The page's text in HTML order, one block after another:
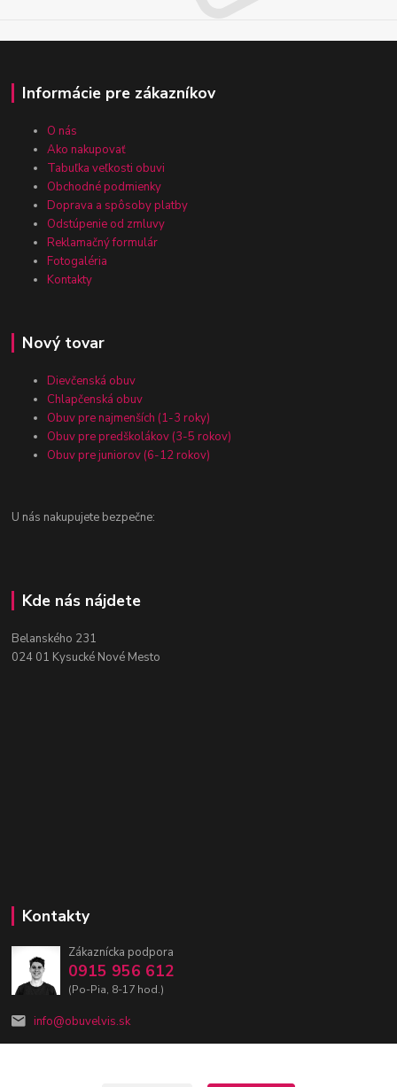
Informácie pre zákazníkov
O nás
Ako nakupovať
Tabuľka veľkosti obuvi
Obchodné podmienky
Doprava a spôsoby platby
Odstúpenie od zmluvy
Reklamačný formulár
Fotogaléria
Kontakty
Nový tovar
Dievčenská obuv
Chlapčenská obuv
Obuv pre najmenších (1-3 roky)
Obuv pre predškolákov (3-5 rokov)
Obuv pre juniorov (6-12 rokov)
U nás nakupujete bezpečne:
Kde nás nájdete
Belanského 231
024 01 Kysucké Nové Mesto
Kontakty
Zákaznícka podpora
0915 956 612
(Po-Pia, 8-17 hod.)
info@obuvelvis.sk